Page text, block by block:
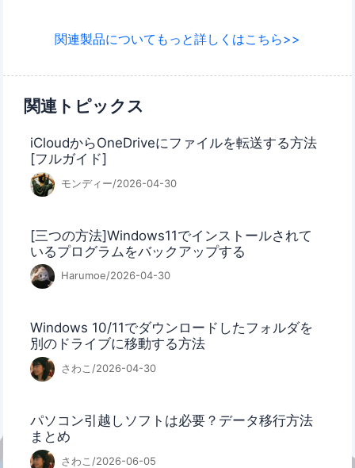
関連製品についてもっと詳しくはこちら>>
関連トピックス
iCloudからOneDriveにファイルを転送する方法
[フルガイド]
モンディー/2026-04-30
[三つの方法]Windows11でインストールされて
いるプログラムをバックアップする
Harumoe/2026-04-30
Windows 10/11でダウンロードしたフォルダを
別のドライブに移動する方法
さわこ/2026-04-30
パソコン引越しソフトは必要？データ移行方法
まとめ
さわこ/2026-06-05